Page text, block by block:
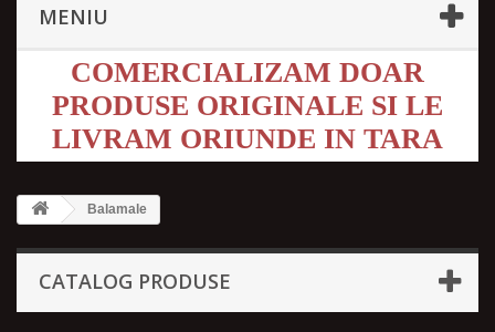
MENIU
COMERCIALIZAM DOAR
PRODUSE ORIGINALE SI LE
LIVRAM ORIUNDE IN TARA
Balamale
CATALOG PRODUSE